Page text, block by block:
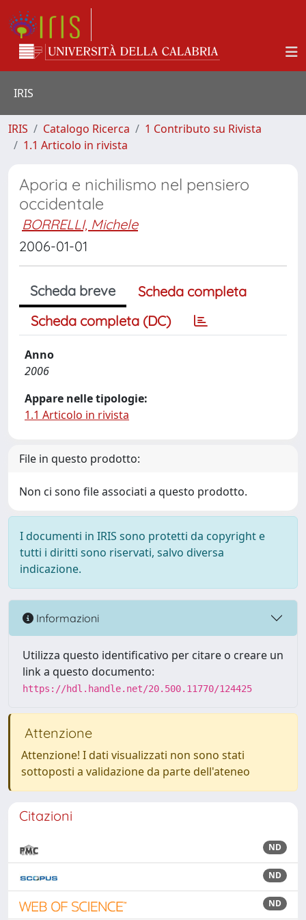
IRIS
IRIS Catalogo Ricerca
1 Contributo su Rivista
1.1 Articolo in rivista
Aporia e nichilismo nel pensiero
occidentale
BORRELLI, Michele
2006-01-01
Scheda breve
Scheda completa
Scheda completa (DC)
Anno
2006
Appare nelle tipologie:
1.1 Articolo in rivista
File in questo prodotto:
Non ci sono file associati a questo prodotto.
I documenti in IRIS sono protetti da copyright e
tutti i diritti sono riservati, salvo diversa
indicazione.
Informazioni
Utilizza questo identificativo per citare o creare un
link a questo documento:
https://hdl.handle.net/20.500.11770/124425
Attenzione
Attenzione! I dati visualizzati non sono stati
sottoposti a validazione da parte dell'ateneo
Citazioni
ND
ND
ND